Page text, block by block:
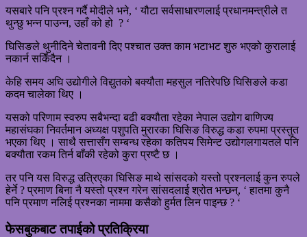
यसबारे पनि प्रश्न गर्दै मोदीले भने, ‘ यौटा सर्वसाधारणलाई प्रधानमन्त्रीले त
थुन्छु भन्न पाउन्न, उहाँ को हो ? ‘
घिसिङले थुनीदिने चेतावनी दिए पश्चात उक्त काम भटाभट शुरु भएको कुरालाई
नकार्न सकिँदैन ।
केहि समय अघि उद्योगीले विद्युतको बक्यौता महसुल नतिरेपछि घिसिङले कडा
कदम चालेका थिए ।
यसको परिणाम स्वरुप सबैभन्दा बढी बक्यौता रहेका नेपाल उद्योग बाणिज्य
महासंघका निवर्तमान अध्यक्ष पशुपति मुरारका घिसिङ विरुद्ध कडा रुपमा प्रस्तुत
भएका थिए । साथै सत्तासँग सम्बन्ध रहेका कतिपय सिमेन्ट उद्योगलगायतले पनि
बक्यौता रकम तिर्न बाँकी रहेको कुरा प्रष्टै छ ।
तर पनि यस विरुद्ध उत्रिएका घिसिङ माथे सांसदको यस्तो प्रश्नलाई कुन रुपले
हेर्ने ? प्रमाण बिना नै यस्तो प्रश्न गरेन सांसदलाई श्रोत भन्छन्, ‘ हातमा कुनै
पनि प्रमाण नलिई प्रश्नका नाममा कसैको हुर्मत लिन पाइन्छ ? ‘
फेसबुकबाट तपाईको प्रतिक्रिया